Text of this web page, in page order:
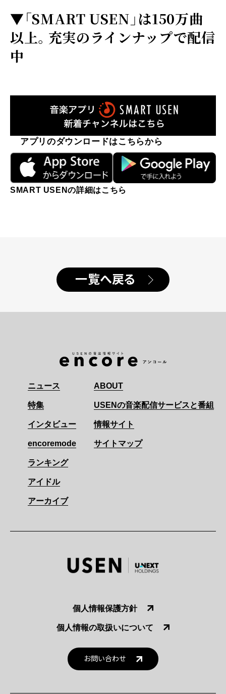
▼「SMART USEN」は150万曲
以上。充実のラインナップで配信
中
アプリのダウンロードはこちらから
SMART USENの詳細はこちら
一覧へ戻る
ニュース
特集
インタビュー
encoremode
ランキング
アイドル
アーカイブ
ABOUT
USENの音楽配信サービスと番組
情報サイト
サイトマップ
個人情報保護方針
個人情報の取扱いについて
お問い合わせ